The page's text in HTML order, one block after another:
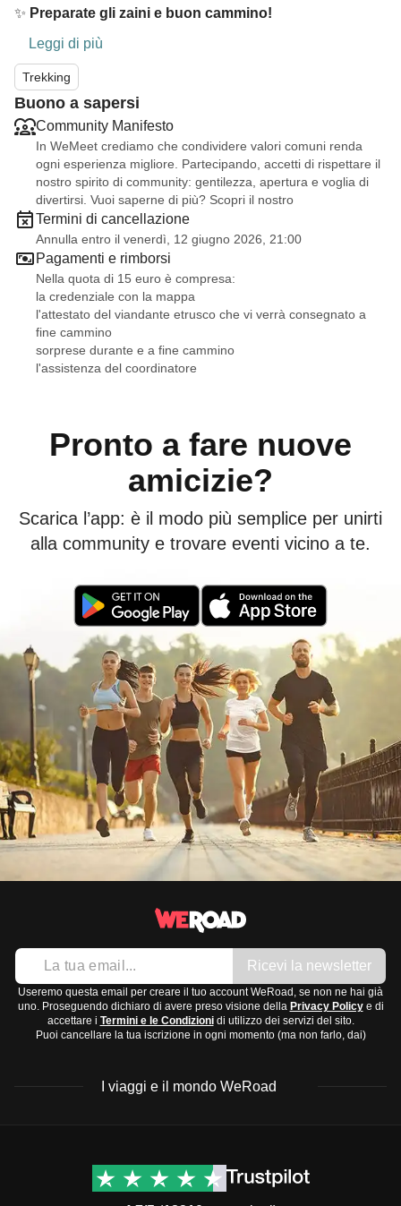
✨ Preparate gli zaini e buon cammino!
Leggi di più
Trekking
Buono a sapersi
Community Manifesto
In WeMeet crediamo che condividere valori comuni renda
ogni esperienza migliore. Partecipando, accetti di rispettare il
nostro spirito di community: gentilezza, apertura e voglia di
divertirsi. Vuoi saperne di più? Scopri il nostro
Termini di cancellazione
Annulla entro il venerdì, 12 giugno 2026, 21:00
Pagamenti e rimborsi
Nella quota di 15 euro è compresa:
la credenziale con la mappa
l'attestato del viandante etrusco che vi verrà consegnato a
fine cammino
sorprese durante e a fine cammino
l'assistenza del coordinatore
Pronto a fare nuove
amicizie?
Scarica l’app: è il modo più semplice per unirti
alla community e trovare eventi vicino a te.
Ricevi la newsletter
Useremo questa email per creare il tuo account WeRoad, se non ne hai già
uno. Proseguendo dichiaro di avere preso visione della Privacy Policye di
accettare i Termini e le Condizionidi utilizzo dei servizi del sito.
Puoi cancellare la tua iscrizione in ogni momento (ma non farlo, dai)
I viaggi e il mondo WeRoad
Viaggi di gruppo Nord
Contatti